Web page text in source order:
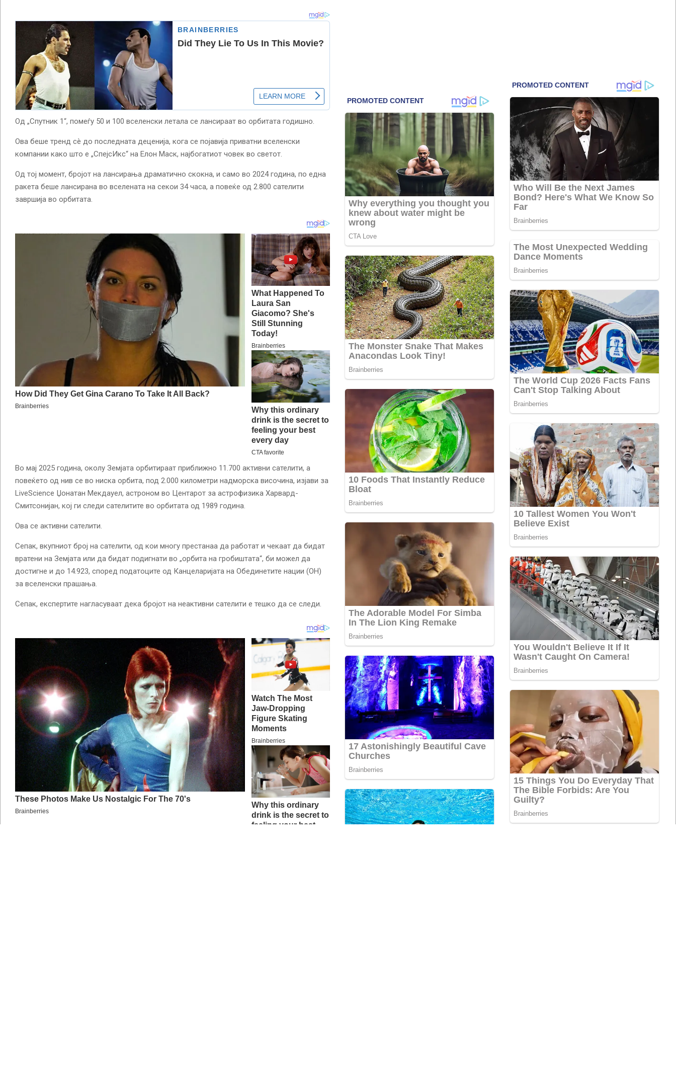
Од „Спутник 1“, помеѓу 50 и 100 вселенски летала се лансираат во орбитата годишно.
Ова беше тренд сè до последната деценија, кога се појавија приватни вселенски
компании како што е „СпејсИкс“ на Елон Маск, најбогатиот човек во светот.
Од тој момент, бројот на лансирања драматично скокна, и само во 2024 година, по една
ракета беше лансирана во вселената на секои 34 часа, а повеќе од 2.800 сателити
завршија во орбитата.
Во мај 2025 година, околу Земјата орбитираат приближно 11.700 активни сателити, а
повеќето од нив се во ниска орбита, под 2.000 километри надморска височина, изјави за
LiveScience Џонатан Мекдауел, астроном во Центарот за астрофизика Харвард-
Смитсонијан, кој ги следи сателитите во орбитата од 1989 година.
Ова се активни сателити.
Сепак, вкупниот број на сателити, од кои многу престанаа да работат и чекаат да бидат
вратени на Земјата или да бидат подигнати во „орбита на гробиштата“, би можел да
достигне и до 14.923, според податоците од Канцеларијата на Обединетите нации (ОН)
за вселенски прашања.
Сепак, експертите нагласуваат дека бројот на неактивни сателити е тешко да се следи.